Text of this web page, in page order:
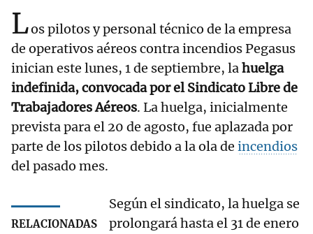
Los pilotos y personal técnico de la empresa
de operativos aéreos contra incendios Pegasus
inician este lunes, 1 de septiembre, lahuelga
indefinida, convocada por el Sindicato Libre de
Trabajadores Aéreos. La huelga, inicialmente
prevista para el 20 de agosto, fue aplazada por
parte de los pilotos debido a la ola de incendios
del pasado mes.
RELACIONADAS
Según el sindicato, la huelga se
prolongará hasta el 31 de enero